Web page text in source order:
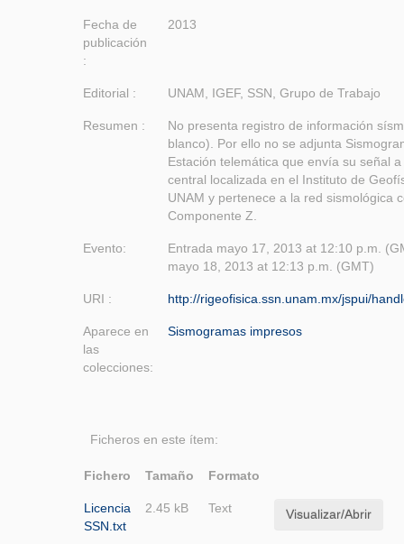
Fecha de
publicación
:
2013
Editorial : UNAM, IGEF, SSN, Grupo de Trabajo
Resumen :
No presenta registro de información
blanco). Por ello no se adjunta
Estación telemática que envía su señal
central localizada en el Instituto de
UNAM y pertenece a la red sismológica
Componente Z.
Evento:
Entrada mayo 17, 2013 at 12:10 p.m.
mayo 18, 2013 at 12:13 p.m. (GMT)
URI : http://rigeofisica.ssn.unam.mx/jspui/
Aparece en
las
colecciones:
Sismogramas impresos
Ficheros en este ítem:
Fichero Tamaño Formato
Licencia
SSN.txt
2.45 kB Text Visualizar/Abrir